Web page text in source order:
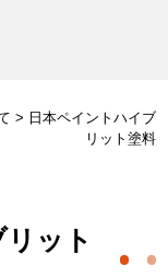
> 日本ペイントハイブ
リット塗料
ット